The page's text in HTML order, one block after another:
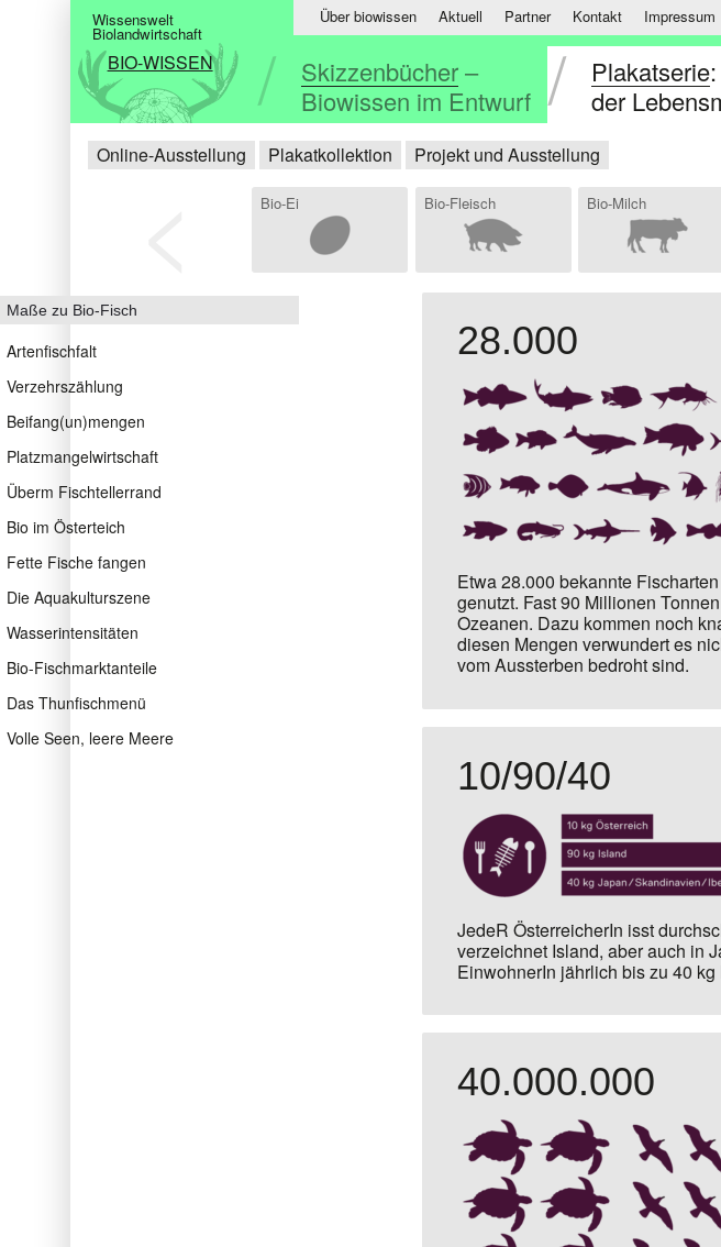
Wissenswelt
Biolandwirtschaft
Über biowissen Aktuell Partner Kontakt Impressum
BIO-WISSEN Skizzenbücher–
Biowissen im Entwurf
Plakatserie
der
Online-Ausstellung Plakatkollektion Projekt und Ausstellung
Bio-Ei Bio-Fleisch Bio-Milch
Maße zu Bio-Fisch
Artenfischfalt
Verzehrszählung
Beifang(un)mengen
Platzmangelwirtschaft
Überm Fischtellerrand
Bio im Österteich
Fette Fische fangen
Die Aquakulturszene
Wasserintensitäten
Bio-Fischmarktanteile
Das Thunfischmenü
Volle Seen, leere Meere
28.000
Etwa 28.000 bekannte
genutzt. Fast 90 Millionen
Ozeanen. Dazu kommen noch
diesen Mengen verwundert es
vom Aussterben bedroht sind.
10/90/40
JedeR ÖsterreicherIn isst
verzeichnet Island, aber auch in
EinwohnerIn jährlich bis zu 40 kg
40.000.000